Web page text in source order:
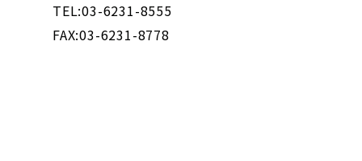
TEL:03-6231-8555
FAX:03-6231-8778